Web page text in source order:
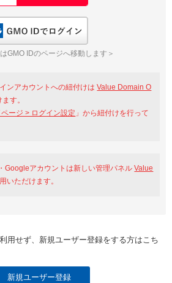
Amazon
はValue Domain Oneのログイン画面へ遷移します
Yahoo!
GMO IDのページへ移動します＞
ンアカウントへの紐付けはValue Domain O
す。
ページ > ログイン設定 」から紐付けを行って
Googleアカウントは新しい管理パネルValue
いただけます。
用せず、新規ユーザー登録をする方はこち
新規ユーザー登録